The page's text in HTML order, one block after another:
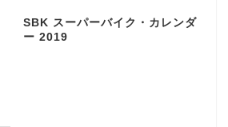
SBK スーパーバイク・カレンダ
ー 2019